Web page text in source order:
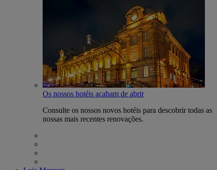
Os nossos hotéis acabam de abrir
Consulte os nossos novos hotéis para descobrir todas as
nossas mais recentes renovações.